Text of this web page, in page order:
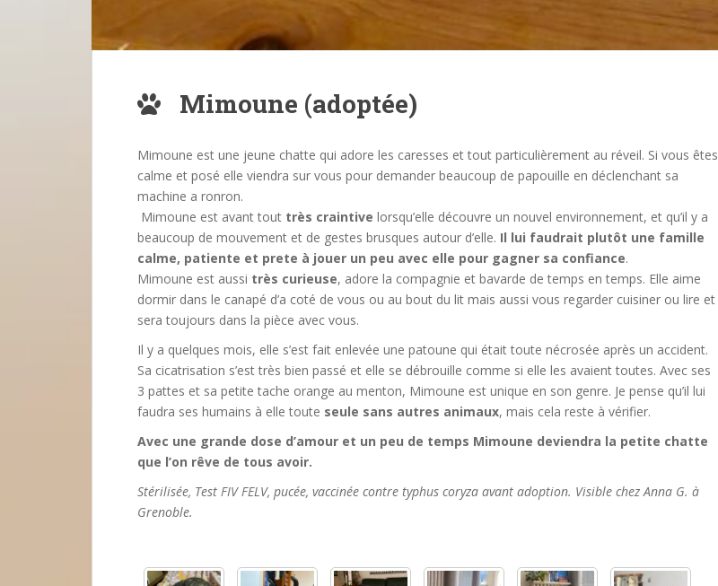
Mimoune (adoptée)
Mimoune est une jeune chatte qui adore les caresses et tout particulièrement au réveil. Si vous êtes
calme et posé elle viendra sur vous pour demander beaucoup de papouille en déclenchant sa
machine a ronron.
Mimoune est avant tout très craintive lorsqu’elle découvre un nouvel environnement, et qu’il y a
beaucoup de mouvement et de gestes brusques autour d’elle. Il lui faudrait plutôt une famille
calme, patiente et prete à jouer un peu avec elle pour gagner sa confiance.
Mimoune est aussi très curieuse, adore la compagnie et bavarde de temps en temps. Elle aime
dormir dans le canapé d’a coté de vous ou au bout du lit mais aussi vous regarder cuisiner ou lire et
sera toujours dans la pièce avec vous.
Il y a quelques mois, elle s’est fait enlevée une patoune qui était toute nécrosée après un accident.
Sa cicatrisation s’est très bien passé et elle se débrouille comme si elle les avaient toutes. Avec ses
3 pattes et sa petite tache orange au menton, Mimoune est unique en son genre. Je pense qu’il lui
faudra ses humains à elle toute seule sans autres animaux, mais cela reste à vérifier.
Avec une grande dose d’amour et un peu de temps Mimoune deviendra la petite chatte
que l’on rêve de tous avoir.
Stérilisée, Test FIV FELV, pucée, vaccinée contre typhus coryza avant adoption. Visible chez Anna G. à
Grenoble.